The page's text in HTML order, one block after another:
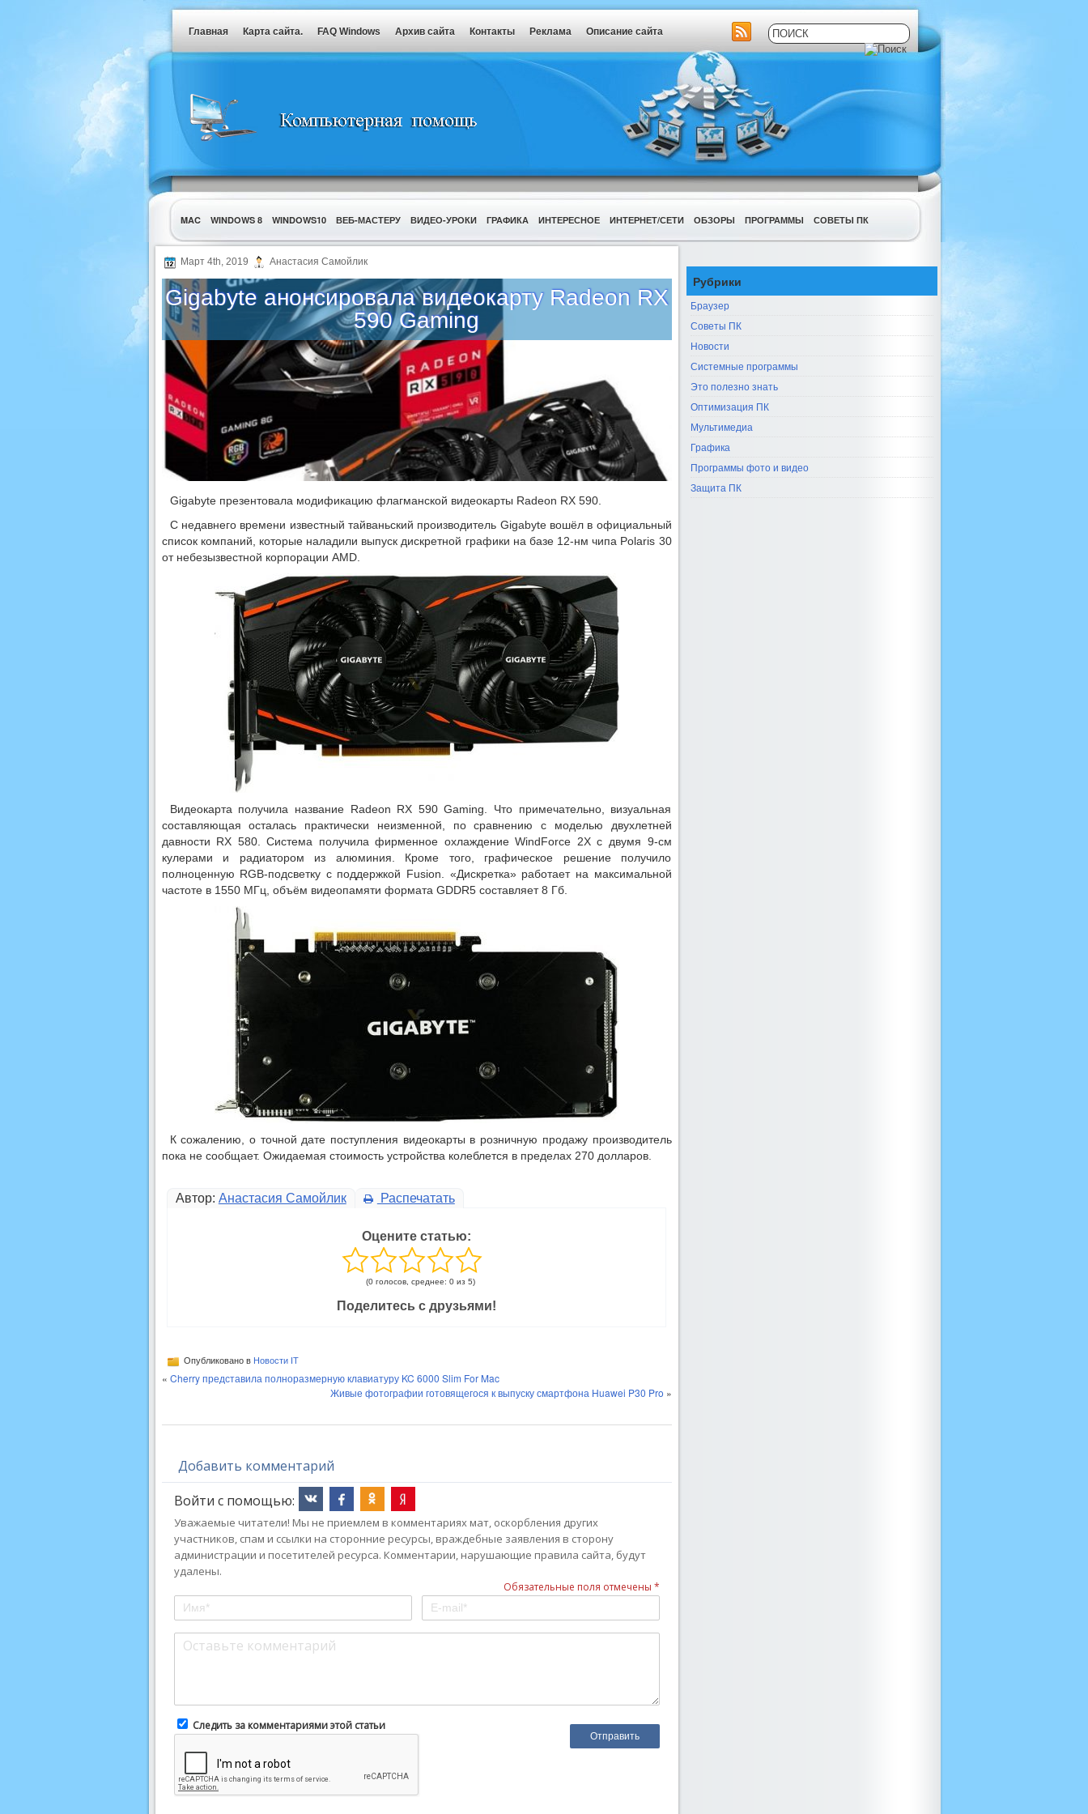
Главная Карта сайта. FAQ Windows Архив сайта Контакты Реклама Описание сайта
MAC WINDOWS 8 WINDOWS10 ВЕБ-МАСТЕРУ ВИДЕО-УРОКИ ГРАФИКА ИНТЕРЕСНОЕ ИНТЕРНЕТ/СЕТИ ОБЗОРЫ ПРОГРАММЫ СОВЕТЫ ПК
УТИЛИТЫ
Март 4th, 2019 Анастасия Самойлик
Gigabyte анонсировала видеокарту Radeon RX
590 Gaming
Gigabyte презентовала модификацию флагманской видеокарты Radeon RX 590.
С недавнего времени известный тайваньский производитель Gigabyte вошёл в официальный
список компаний, которые наладили выпуск дискретной графики на базе 12-нм чипа Polaris 30
от небезызвестной корпорации AMD.
Видеокарта получила название Radeon RX 590 Gaming. Что примечательно, визуальная
составляющая осталась практически неизменной, по сравнению с моделью двухлетней
давности RX 580. Система получила фирменное охлаждение WindForce 2X с двумя 9-см
кулерами и радиатором из алюминия. Кроме того, графическое решение получило
полноценную RGB-подсветку с поддержкой Fusion. «Дискретка» работает на максимальной
частоте в 1550 МГц, объём видеопамяти формата GDDR5 составляет 8 Гб.
К сожалению, о точной дате поступления видеокарты в розничную продажу производитель
пока не сообщает. Ожидаемая стоимость устройства колеблется в пределах 270 долларов.
Автор: Анастасия Самойлик Распечатать
Оцените статью:
(0 голосов, среднее: 0 из 5)
Поделитесь с друзьями!
Опубликовано в Новости IT
« Cherry представила полноразмерную клавиатуру KC 6000 Slim For Mac
Живые фотографии готовящегося к выпуску смартфона Huawei P30 Pro »
Добавить комментарий
Войти с помощью:
Уважаемые читатели! Мы не приемлем в комментариях мат, оскорбления других
участников, спам и ссылки на сторонние ресурсы, враждебные заявления в сторону
администрации и посетителей ресурса. Комментарии, нарушающие правила сайта, будут
удалены.
Обязательные поля отмечены *
Следить за комментариями этой статьи
Рубрики
Браузер
Советы ПК
Новости
Системные программы
Это полезно знать
Оптимизация ПК
Мультимедиа
Графика
Программы фото и видео
Защита ПК